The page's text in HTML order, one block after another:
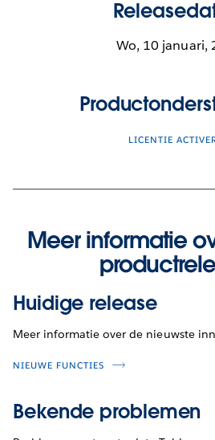
Wo, 10 januari,
LICENTIE
Meer informatie
Huidige release
Meer informatie over de nieuwste
NIEUWE FUNCTIES
Bekende problemen